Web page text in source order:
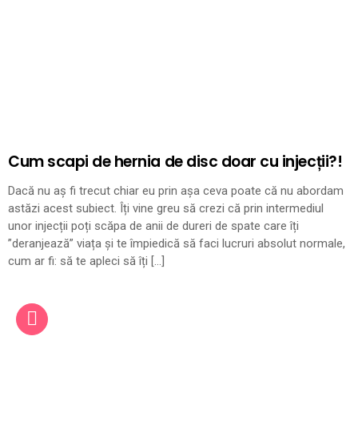
Cum scapi de hernia de disc doar cu injecții?!
Dacă nu aș fi trecut chiar eu prin așa ceva poate că nu abordam
astăzi acest subiect. Îți vine greu să crezi că prin intermediul
unor injecții poți scăpa de anii de dureri de spate care îți
”deranjează” viața și te împiedică să faci lucruri absolut normale,
cum ar fi: să te apleci să îți […]